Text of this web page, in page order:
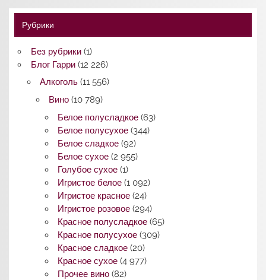
Рубрики
Без рубрики(1)
Блог Гарри(12 226)
Алкоголь(11 556)
Вино(10 789)
Белое полусладкое (63)
Белое полусухое (344)
Белое сладкое (92)
Белое сухое (2 955)
Голубое сухое (1)
Игристое белое (1 092)
Игристое красное (24)
Игристое розовое (294)
Красное полусладкое (65)
Красное полусухое (309)
Красное сладкое (20)
Красное сухое (4 977)
Прочее вино (82)